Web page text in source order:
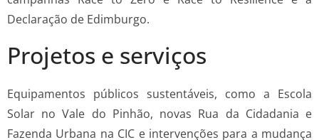
Declaração de Edimburgo.
Projetos e serviços
Equipamentos públicos sustentáveis, como a Escola
Solar no Vale do Pinhão, novas Rua da Cidadania e
Fazenda Urbana na CIC e intervenções para a mudança